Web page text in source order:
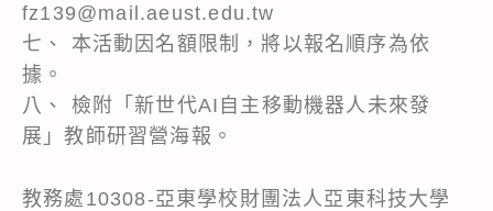
fz139@mail.aeust.edu.tw
七、 本活動因名額限制，將以報名順序為依
據。
八、 檢附「新世代AI自主移動機器人未來發
展」教師研習營海報。
教務處10308-亞東學校財團法人亞東科技大學